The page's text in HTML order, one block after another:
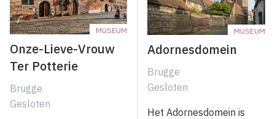
MUSEUM
Onze-Lieve-Vrouw
Ter Potterie
Brugge
Gesloten
MUSEUM
Adornesdomein
Brugge
Gesloten
Het Adornesdomein is